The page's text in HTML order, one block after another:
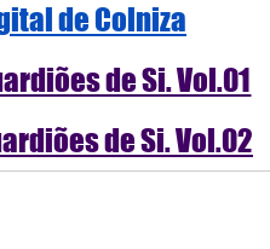
de Colniza
de Si. Vol.01
de Si. Vol.02